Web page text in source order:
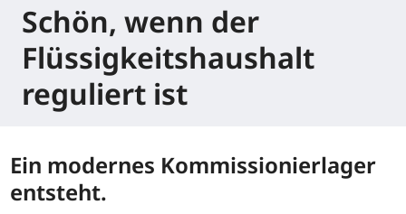
Schön, wenn der
Flüssigkeitshaushalt
reguliert ist
Ein modernes Kommissionierlager
entsteht.